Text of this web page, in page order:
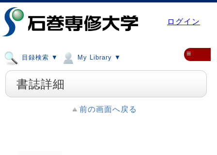
ログイン
目録検索 ▼ My Library ▼ ≡
書誌詳細
前の画面へ戻る